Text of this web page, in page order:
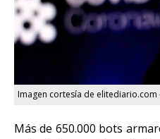
Imagen cortesía de
Más de 650.000 bots